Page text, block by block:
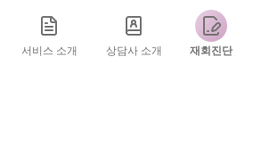
서비스 소개 상담사 소개 재회진단